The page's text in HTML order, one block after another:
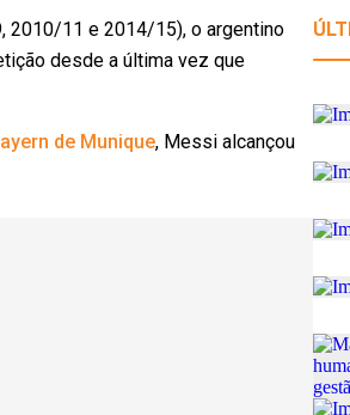
2010/11 e 2014/15), o argentino
desde a última vez que
de Munique, Messi alcançou